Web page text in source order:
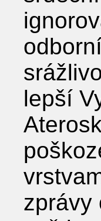
lepší
zprávy